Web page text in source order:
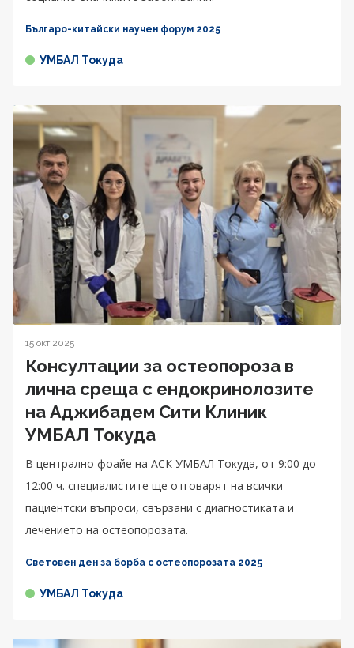
Българо-китайски научен форум 2025
УМБАЛ Токуда
15 окт 2025
Консултации за остеопороза в
лична среща с ендокринолозите
на Аджибадем Сити Клиник
УМБАЛ Токуда
В централно фоайе на АСК УМБАЛ Токуда, от 9:00 до
12:00 ч. специалистите ще отговарят на всички
пациентски въпроси, свързани с диагностиката и
лечението на остеопорозата.
Световен ден за борба с остеопорозата 2025
УМБАЛ Токуда